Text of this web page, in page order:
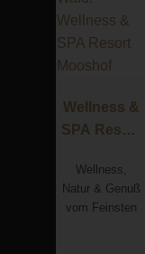
Wellness &
SPA Resort
Wellness,
Natur & Genuß
vom Feinsten